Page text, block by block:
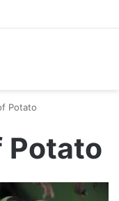
Potato
Potato